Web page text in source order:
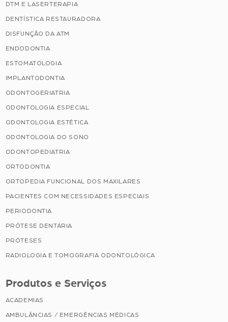
DTM E LASERTERAPIA
DENTÍSTICA RESTAURADORA
DISFUNÇÃO DA ATM
ENDODONTIA
ESTOMATOLOGIA
IMPLANTODONTIA
ODONTOGERIATRIA
ODONTOLOGIA ESPECIAL
ODONTOLOGIA ESTÉTICA
ODONTOLOGIA DO SONO
ODONTOPEDIATRIA
ORTODONTIA
ORTOPEDIA FUNCIONAL DOS MAXILARES
PACIENTES COM NECESSIDADES ESPECIAIS
PERIODONTIA
PRÓTESE DENTÁRIA
PRÓTESES
RADIOLOGIA E TOMOGRAFIA ODONTOLÓGICA
Produtos e Serviços
ACADEMIAS
AMBULÂNCIAS / EMERGÊNCIAS MÉDICAS